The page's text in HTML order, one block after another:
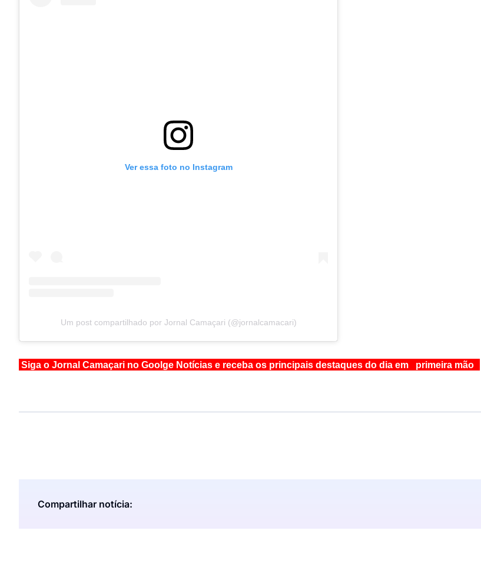
Ver essa foto no Instagram
Um post compartilhado por Jornal Camaçari (@jornalcamacari)
Siga o Jornal Camaçari no Goolge Notícias e receba os principais destaques do dia em primeira mão
Compartilhar notícia: